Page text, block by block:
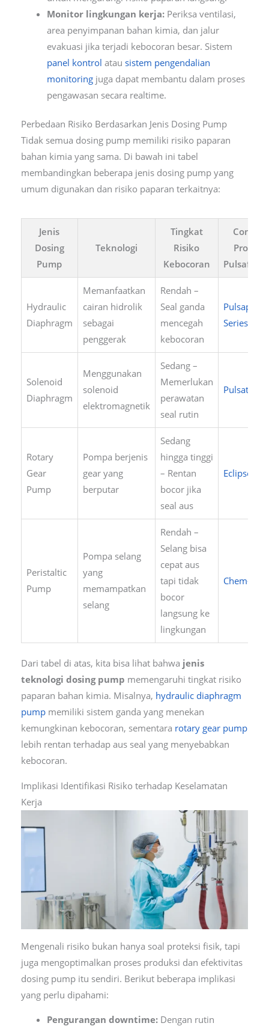
Monitor lingkungan kerja: Periksa ventilasi,
area penyimpanan bahan kimia, dan jalur
evakuasi jika terjadi kebocoran besar. Sistem
panel kontrol atau sistem pengendalian
monitoring juga dapat membantu dalam proses
pengawasan secara realtime.
Perbedaan Risiko Berdasarkan Jenis Dosing Pump
Tidak semua dosing pump memiliki risiko paparan
bahan kimia yang sama. Di bawah ini tabel
membandingkan beberapa jenis dosing pump yang
umum digunakan dan risiko paparan terkaitnya:
Jenis
Dosing
Pump
Teknologi
Tingkat
Risiko
Kebocoran
Contoh
Produk
Hydraulic
Diaphragm
Memanfaatkan
cairan hidrolik
sebagai
penggerak
Rendah –
Seal ganda
mencegah
kebocoran
Pulsapro
Series
Solenoid
Diaphragm
Menggunakan
solenoid
elektromagnetik
Sedang –
Memerlukan
perawatan
seal rutin
Pulsatron
Rotary
Gear
Pump
Pompa berjenis
gear yang
berputar
Sedang
hingga tinggi
– Rentan
bocor jika
seal aus
Eclipse
Peristaltic
Pump
Pompa selang
yang
memampatkan
selang
Rendah –
Selang bisa
cepat aus
tapi tidak
bocor
langsung ke
lingkungan
Chem-Tech
Dari tabel di atas, kita bisa lihat bahwa jenis
teknologi dosing pump memengaruhi tingkat risiko
paparan bahan kimia. Misalnya, hydraulic diaphragm
pumpmemiliki sistem ganda yang menekan
kemungkinan kebocoran, sementara rotary gear pump
lebih rentan terhadap aus seal yang menyebabkan
kebocoran.
Implikasi Identifikasi Risiko terhadap Keselamatan
Kerja
Mengenali risiko bukan hanya soal proteksi fisik, tapi
juga mengoptimalkan proses produksi dan efektivitas
dosing pump itu sendiri. Berikut beberapa implikasi
yang perlu dipahami:
Pengurangan downtime: Dengan rutin